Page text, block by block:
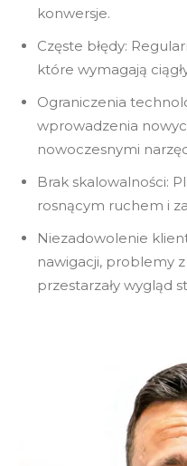
konwersje.
Częste błędy:
które wymagają
Ograniczenia
wprowadzenia
nowoczesnymi
Brak skalowalności:
rosnącym ruchem i
Niezadowolenie
nawigacji, problemy
przestarzały wygląd